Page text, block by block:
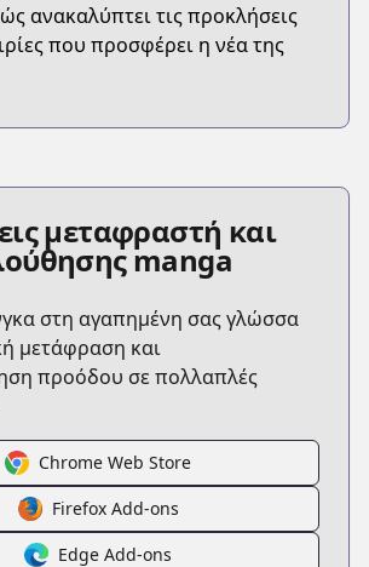
ανακαλύπτει τις προκλήσεις
που προσφέρει η νέα της
μεταφραστή και
manga
στη αγαπημένη σας γλώσσα
μετάφραση και
προόδου σε πολλαπλές
Chrome Web Store
Firefox Add-ons
Edge Add-ons